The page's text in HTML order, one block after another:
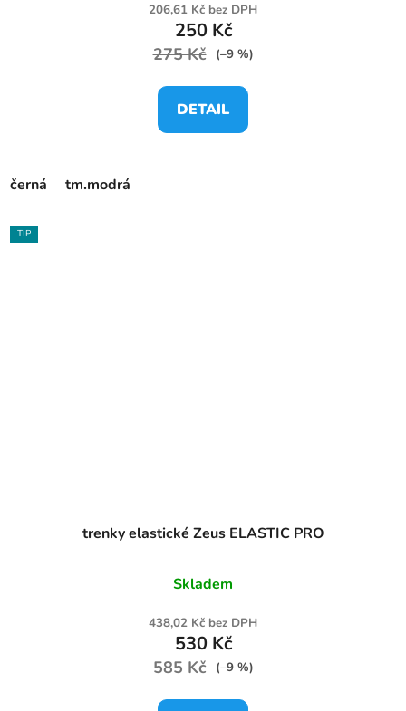
206,61 Kč bez DPH
250 Kč
275 Kč (–9 %)
DETAIL
černá tm.modrá
TIP
trenky elastické Zeus ELASTIC PRO
Skladem
438,02 Kč bez DPH
530 Kč
585 Kč (–9 %)